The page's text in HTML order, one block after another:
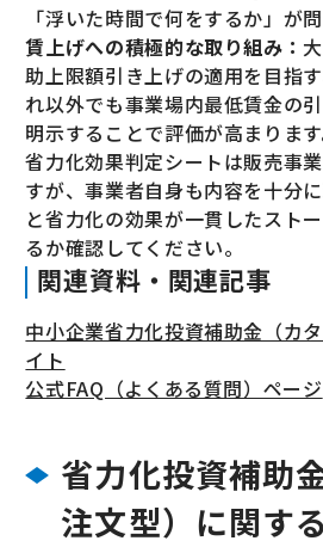
「浮いた時間で何をするか」が問
賃上げへの積極的な取り組み：
助上限額引き上げの適用を目指
れ以外でも事業場内最低賃金の
明示することで評価が高まります
省力化効果判定シートは販売事
すが、事業者自身も内容を十分
と省力化の効果が一貫したスト
るか確認してください。
関連資料・関連記事
中小企業省力化投資補助金（カ
イト
公式FAQ（よくある質問）ページ
省力化投資補助
注文型）に関す